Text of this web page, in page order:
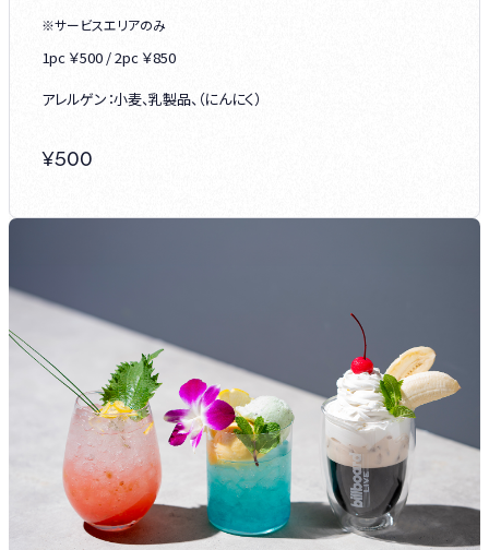
※サービスエリアのみ
1pc ￥500 / 2pc ￥850
アレルゲン：小麦、乳製品、（にんにく）
¥500